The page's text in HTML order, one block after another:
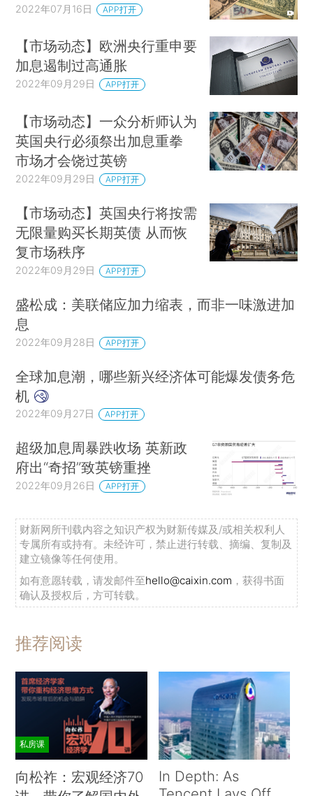
2022年07月16日 APP打开
【市场动态】欧洲央行重申要
加息遏制过高通胀
2022年09月29日 APP打开
【市场动态】一众分析师认为
英国央行必须祭出加息重拳
市场才会饶过英镑
2022年09月29日 APP打开
【市场动态】英国央行将按需
无限量购买长期英债 从而恢
复市场秩序
2022年09月29日 APP打开
盛松成：美联储应加力缩表，而非一味激进加
息
2022年09月28日 APP打开
全球加息潮，哪些新兴经济体可能爆发债务危
机
2022年09月27日 APP打开
超级加息周暴跌收场 英新政
府出“奇招”致英镑重挫
2022年09月26日 APP打开
财新网所刊载内容之知识产权为财新传媒及/或相关权利人
专属所有或持有。未经许可，禁止进行转载、摘编、复制及
建立镜像等任何使用。
如有意愿转载，请发邮件至hello@caixin.com ，获得书面
确认及授权后，方可转载。
推荐阅读
私房课
向松祚：宏观经济70
In Depth: As